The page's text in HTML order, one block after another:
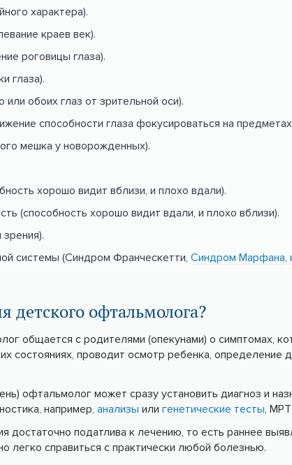
характера).
краев век).
роговицы глаза).
глаза).
обоих глаз от зрительной оси).
способности глаза фокусироваться на
мешка у новорожденных).
хорошо видит вблизи, и плохо вдали).
(способность хорошо видит вдали, и плохо вблизи).
системы (Синдром Франческетти, Синдром Марфана,
детского офтальмолога?
общается с родителями (опекунами) о симптомах,
состояниях, проводит осмотр ребенка, определение
офтальмолог может сразу установить диагноз и
например, анализы или генетические тесты ,
достаточно податлива к лечению, то есть раннее
легко справиться с практически любой болезнью.